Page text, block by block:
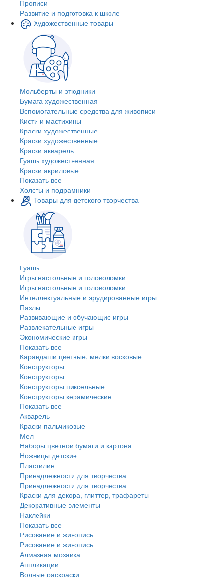
Прописи
Развитие и подготовка к школе
Художественные товары
Мольберты и этюдники
Бумага художественная
Вспомогательные средства для живописи
Кисти и мастихины
Краски художественные
Краски художественные
Краски акварель
Гуашь художественная
Краски акриловые
Показать все
Холсты и подрамники
Товары для детского творчества
Гуашь
Игры настольные и головоломки
Игры настольные и головоломки
Интеллектуальные и эрудированные игры
Пазлы
Развивающие и обучающие игры
Развлекательные игры
Экономические игры
Показать все
Карандаши цветные, мелки восковые
Конструкторы
Конструкторы
Конструкторы пиксельные
Конструкторы керамические
Показать все
Акварель
Краски пальчиковые
Мел
Наборы цветной бумаги и картона
Ножницы детские
Пластилин
Принадлежности для творчества
Принадлежности для творчества
Краски для декора, глиттер, трафареты
Декоративные элементы
Наклейки
Показать все
Рисование и живопись
Рисование и живопись
Алмазная мозаика
Аппликации
Водные раскраски